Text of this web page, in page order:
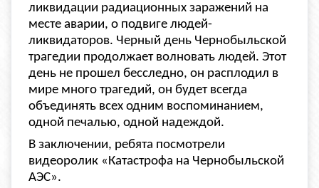
ликвидации радиационных заражений на
месте аварии, о подвиге людей-
ликвидаторов. Черный день Чернобыльской
трагедии продолжает волновать людей. Этот
день не прошел бесследно, он расплодил в
мире много трагедий, он будет всегда
объединять всех одним воспоминанием,
одной печалью, одной надеждой.
В заключении, ребята посмотрели
видеоролик «Катастрофа на Чернобыльской
АЭС».